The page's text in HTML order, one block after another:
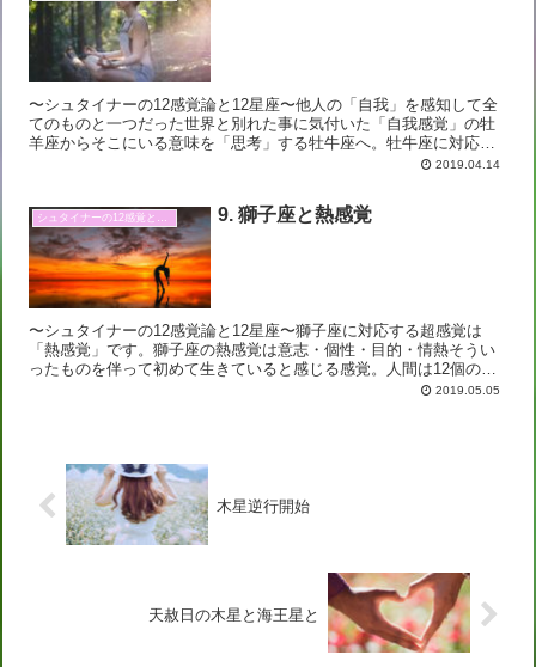
〜シュタイナーの12感覚論と12星座〜他人の「自我」を感知して全
てのものと一つだった世界と別れた事に気付いた「自我感覚」の牡
羊座からそこにいる意味を「思考」する牡牛座へ。牡牛座に対応す
る感覚は「思考感覚」です。牡牛座は自分の五感に絶対的な信...
2019.04.14
シュタイナーの12感覚と12星座 9. 獅子座と熱感覚
〜シュタイナーの12感覚論と12星座〜獅子座に対応する超感覚は
「熱感覚」です。獅子座の熱感覚は意志・個性・目的・情熱そうい
ったものを伴って初めて生きていると感じる感覚。人間は12個の
「超感覚」を持っていてそれぞれが星座に対応する、としている...
2019.05.05
木星逆行開始
天赦日の木星と海王星と